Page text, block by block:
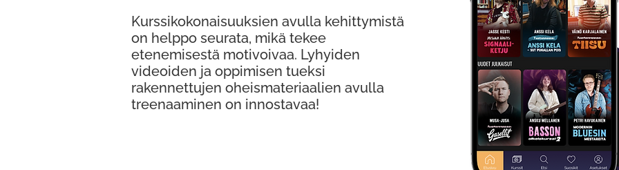
Kurssikokonaisuuksien avulla kehittymistä
on helppo seurata, mikä tekee
etenemisestä motivoivaa. Lyhyiden
videoiden ja oppimisen tueksi
rakennettujen oheismateriaalien avulla
treenaaminen on innostavaa!